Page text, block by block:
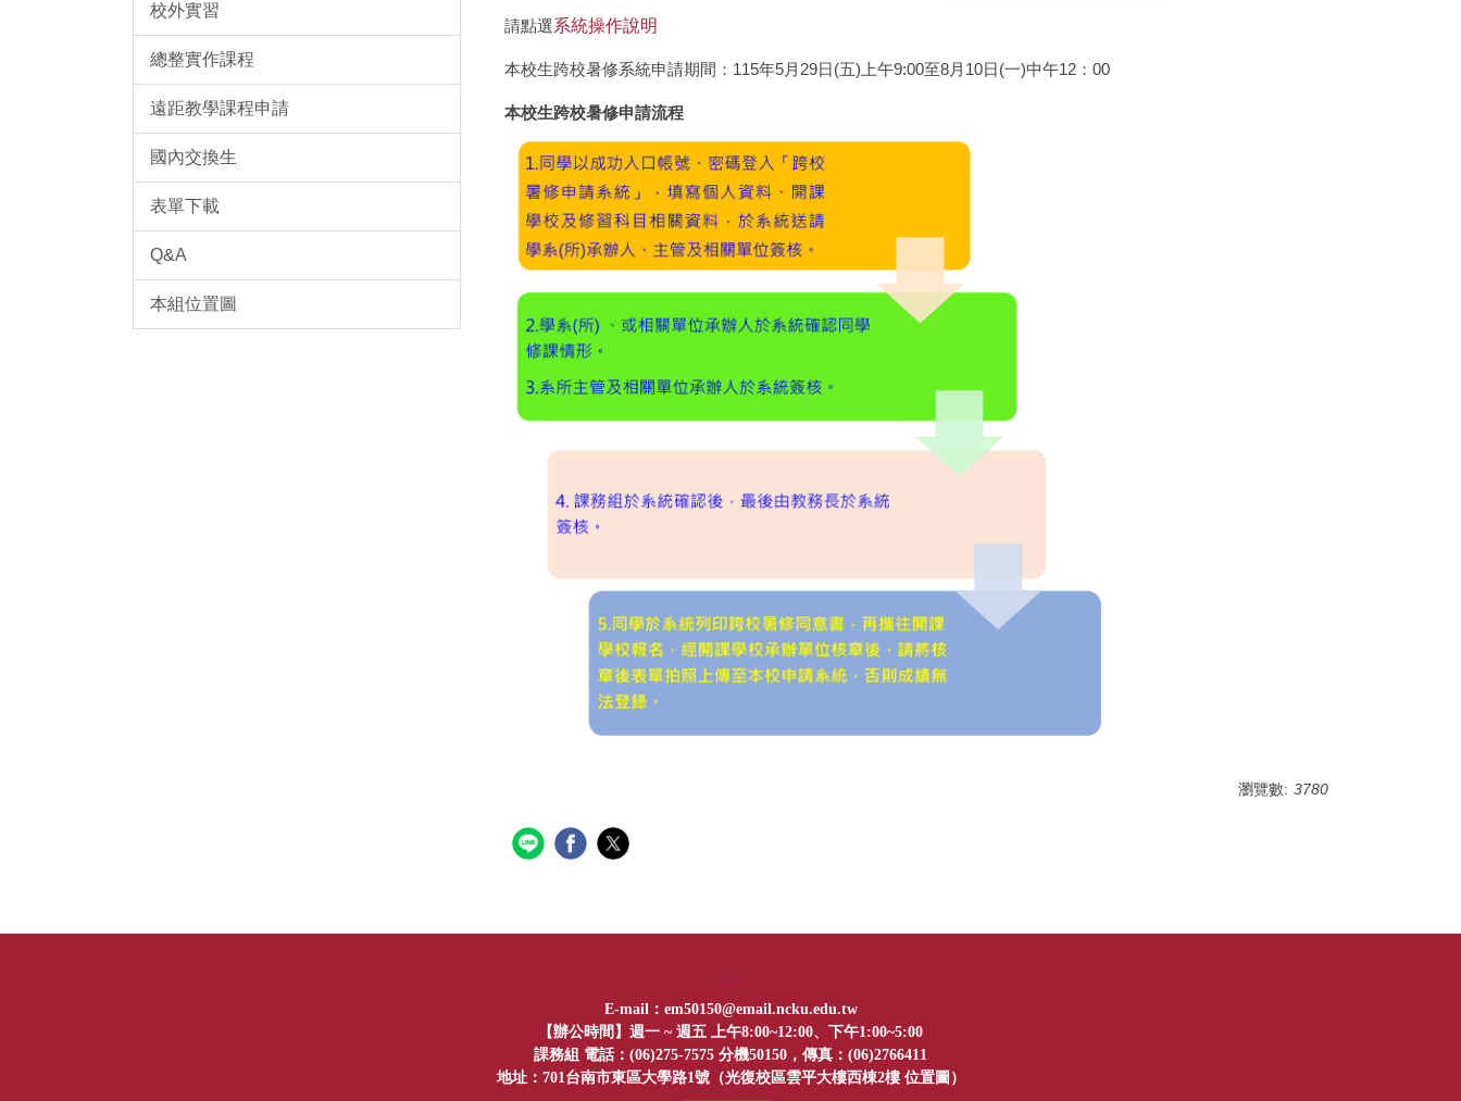
校外實習
總整實作課程
遠距教學課程申請
國內交換生
表單下載
Q&A
本組位置圖
請點選系統操作說明
本校生跨校暑修系統申請期間：115年5月29日(五)上午9:00至8月10日(一)中午12：00
本校生跨校暑修申請流程
瀏覽數: 3780
:::
E-mail： em50150@email.ncku.edu.tw
【辦公時間】週一 ~ 週五 上午8:00~12:00、下午1:00~5:00
課務組 電話：(06)275-7575 分機50150，傳真：(06)2766411
地址：701台南市東區大學路1號（光復校區雲平大樓西棟2樓 位置圖 ）